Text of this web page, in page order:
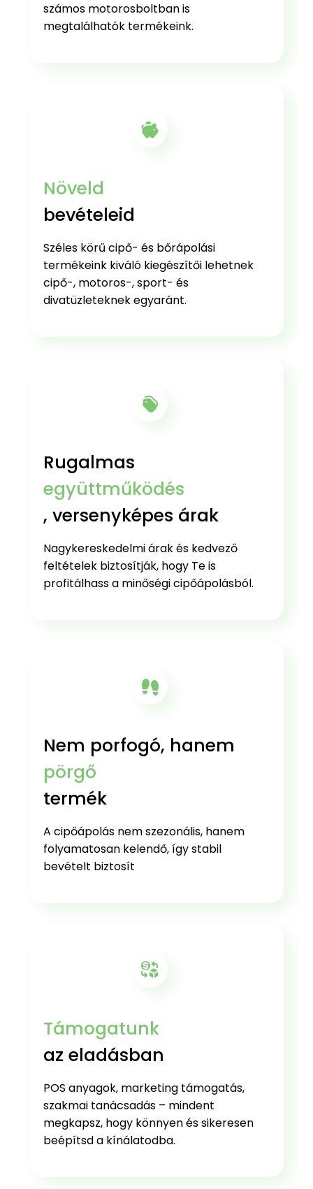
számos motorosboltban is
megtalálhatók termékeink.
Növeld
bevételeid
Széles körű cipő- és bőrápolási
termékeink kiváló kiegészítői lehetnek
cipő-, motoros-, sport- és
divatüzleteknek egyaránt.
Rugalmas
együttműködés
, versenyképes árak
Nagykereskedelmi árak és kedvező
feltételek biztosítják, hogy Te is
profitálhass a minőségi cipőápolásból.
Nem porfogó, hanem
pörgő
termék
A cipőápolás nem szezonális, hanem
folyamatosan kelendő, így stabil
bevételt biztosít
Támogatunk
az eladásban
POS anyagok, marketing támogatás,
szakmai tanácsadás – mindent
megkapsz, hogy könnyen és sikeresen
beépítsd a kínálatodba.